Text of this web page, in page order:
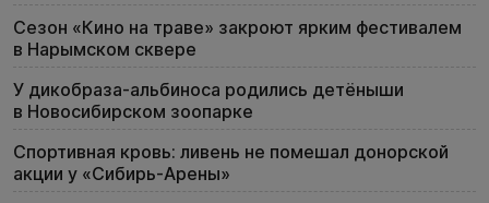
Сезон «Кино на траве» закроют ярким фестивалем
в Нарымском сквере
У дикобраза-альбиноса родились детёныши
в Новосибирском зоопарке
Спортивная кровь: ливень не помешал донорской
акции у «Сибирь-Арены»